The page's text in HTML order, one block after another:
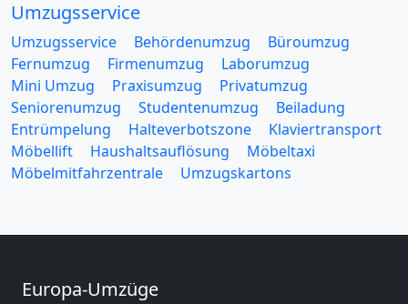
Umzugsservice
Umzugsservice Behördenumzug
Büroumzug
Fernumzug
Firmenumzug
Laborumzug
Mini Umzug
Praxisumzug
Privatumzug
Seniorenumzug
Studentenumzug
Beiladung
Entrümpelung
Halteverbotszone
Klaviertransport
Möbellift
Haushaltsauflösung
Möbeltaxi
Möbelmitfahrzentrale
Umzugskartons
Europa-Umzüge